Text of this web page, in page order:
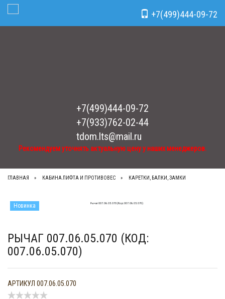
Рекомендуем уточнять актуальную цену у наших менеджеров.
+7(499)444-09-72
+7(933)762-02-44
tdom.lts@mail.ru
Рекомендуем уточнять актуальную цену у наших менеджеров.
+7(499)444-09-72
Toggle Navigation
ГЛАВНАЯ КАБИНА ЛИФТА И ПРОТИВОВЕС КАРЕТКИ, БАЛКИ, ЗАМКИ
Новинка
РЫЧАГ 007.06.05.070 (КОД:
007.06.05.070)
АРТИКУЛ 007.06.05.070